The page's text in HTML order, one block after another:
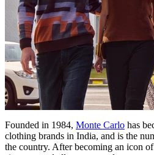
Founded in 1984, Monte Carlo has
clothing brands in India, and is the
the country. After becoming an icon